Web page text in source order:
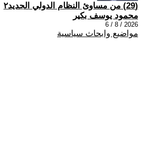
(29) من مساوئ النظام الدولي الجديد٢
محمود يوسف بكير
2026 / 8 / 6
مواضيع وابحاث سياسية